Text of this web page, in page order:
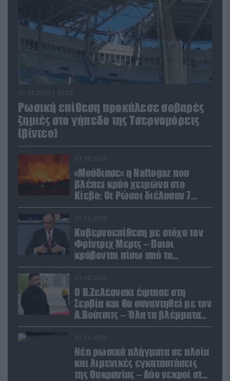
Ρωσική επίθεση προκάλεσε σοβαρές
ζημιές στο γήπεδο της Τσερνομόρετς
(βίντεο)
«Μούδιασε» η Naftogaz που
βλέπει κρύο χειμώνα στο
Κίεβο: Οι Ρώσοι διέλυσαν 7
εγκαταστάσεις του ουκρανικού
Κυβερνοεπίθεση με στόχο τον
Φρίντριχ Μερτς – Ποιοι
κρύβονται πίσω από το
παραποιημένο βίντεο
Ο Β.Ζελέσνσκι έφτασε στη
Σερβία και θα συναντηθεί με τον
Α.Βούτσιτς – Όλα τα βλέμματα
στις σχέσεις με τη Ρωσία
Νέα ρωσικά πλήγματα σε πλοία
και λιμενικές εγκαταστάσεις
της Ουκρανίας – Δύο νεκροί στην